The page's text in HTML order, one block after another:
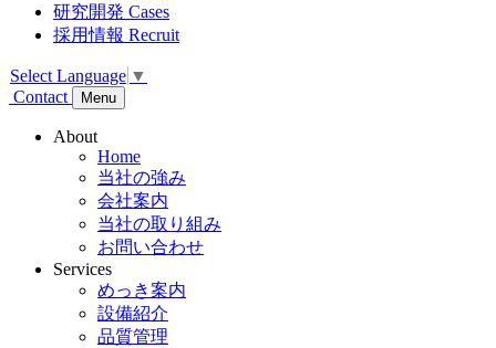
研究開発 Cases
採用情報 Recruit
Select Language ▼
Contact
Menu
About
Home
当社の強み
会社案内
当社の取り組み
お問い合わせ
Services
めっき案内
設備紹介
品質管理